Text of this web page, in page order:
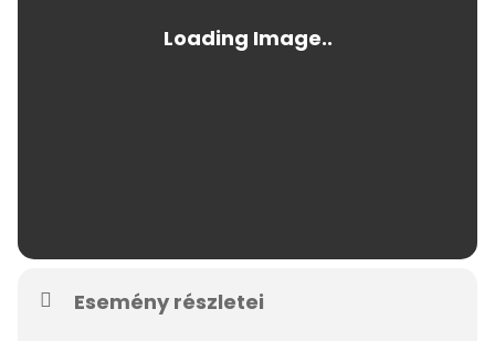
Esemény részletei